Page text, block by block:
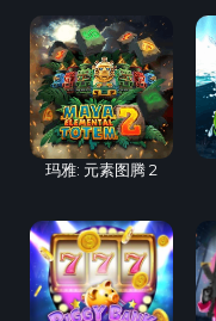
玛雅: 元素图腾 2